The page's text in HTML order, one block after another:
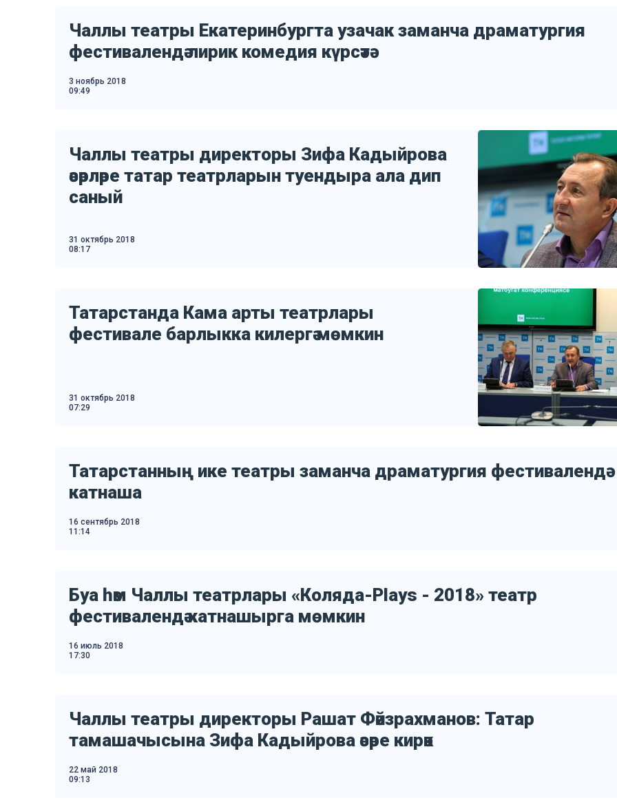
Чаллы театры Екатеринбургта узачак заманча драматургия
фестивалендә лирик комедия күрсәтә
3 ноябрь 2018
09:49
Чаллы театры директоры Зифа Кадыйрова
әсәрләре татар театрларын туендыра ала дип
саный
31 октябрь 2018
08:17
Татарстанда Кама арты театрлары
фестивале барлыкка килергә мөмкин
31 октябрь 2018
07:29
Татарстанның ике театры заманча драматургия фестивалендә
катнаша
16 сентябрь 2018
11:14
Буа һәм Чаллы театрлары «Коляда-Plays - 2018» театр
фестивалендә катнашырга мөмкин
16 июль 2018
17:30
Чаллы театры директоры Рашат Фәйзрахманов: Татар
тамашачысына Зифа Кадыйрова әсәре кирәк
22 май 2018
09:13